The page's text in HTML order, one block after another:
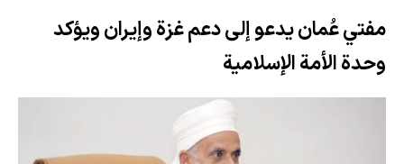
مفتي عُمان يدعو إلى دعم غزة وإيران ويؤكد
وحدة الأمة الإسلامية